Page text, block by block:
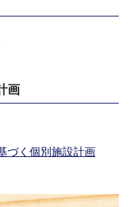
画
づく個別施設計画